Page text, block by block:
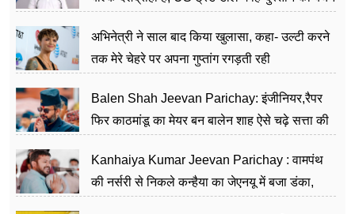
अभिनेत्री ने साल बाद किया खुलासा, कहा- उल्टी करने
तक मेरे चेहरे पर अपना गुप्तांग रगड़ती रही
Balen Shah Jeevan Parichay: इंजीनियर,रैपर
फिर काठमांडू का मेयर बन बालेन शाह ऐसे चढ़े सत्ता की
Kanhaiya Kumar Jeevan Parichay : वामपंथ
की नर्सरी से निकले कन्हैया का जेएनयू में बजा डंका,